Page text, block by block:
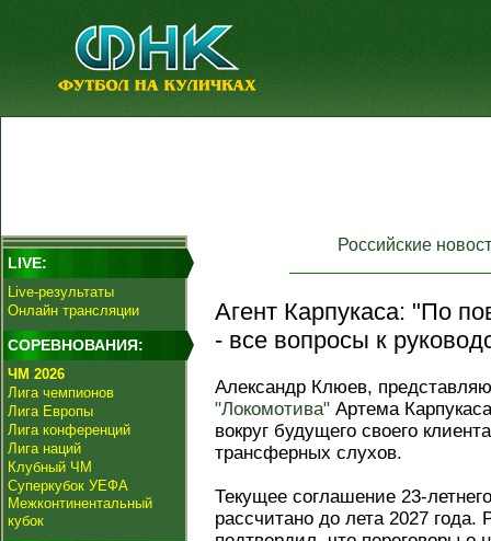
LIVE:
Live-результаты
Онлайн трансляции
СОРЕВНОВАНИЯ:
ЧМ 2026
Лига чемпионов
Лига Европы
Лига конференций
Лига наций
Клубный ЧМ
Суперкубок УЕФА
Межконтинентальный
кубок
Российские
Агент Карпукаса: "По
- все вопросы к
Александр Клюев,
"Локомотива" Артема
вокруг будущего своего
трансферных слухов.
Текущее соглашение 23-
рассчитано до лета 2027